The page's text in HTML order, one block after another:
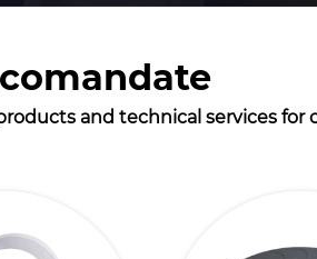
and technical services for